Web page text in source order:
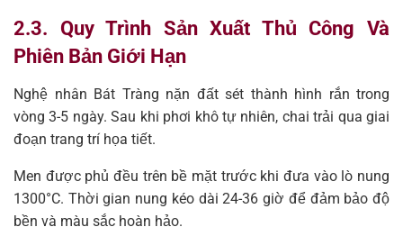
2.3. Quy Trình Sản Xuất Thủ Công Và
Phiên Bản Giới Hạn
Nghệ nhân Bát Tràng nặn đất sét thành hình rắn trong
vòng 3-5 ngày. Sau khi phơi khô tự nhiên, chai trải qua giai
đoạn trang trí họa tiết.
Men được phủ đều trên bề mặt trước khi đưa vào lò nung
1300°C. Thời gian nung kéo dài 24-36 giờ để đảm bảo độ
bền và màu sắc hoàn hảo.